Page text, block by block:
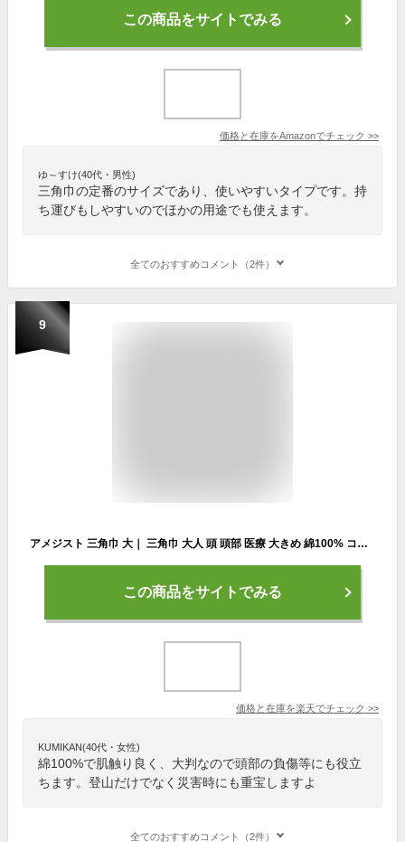
この商品をサイトでみる
価格と在庫をAmazonでチェック >>
ゆ～すけ(40代・男性)
三角巾の定番のサイズであり、使いやすいタイプです。持
ち運びもしやすいのでほかの用途でも使えます。
全てのおすすめコメント（2件）
9
アメジスト 三角巾 大｜ 三角巾 大人 頭 頭部 医療 大きめ 綿100% コットン100% 救急 防災 給食 大衛 ※ゆうパケット対応1 ※送料無料
この商品をサイトでみる
価格と在庫を楽天でチェック >>
KUMIKAN(40代・女性)
綿100%で肌触り良く、大判なので頭部の負傷等にも役立
ちます。登山だけでなく災害時にも重宝しますよ
全てのおすすめコメント（2件）